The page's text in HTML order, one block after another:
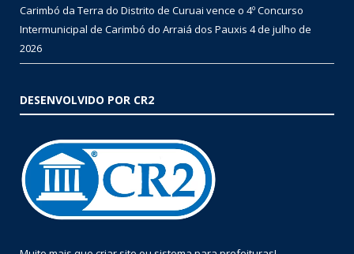
Carimbó da Terra do Distrito de Curuai vence o 4º Concurso
Intermunicipal de Carimbó do Arraiá dos Pauxis 4 de julho de
2026
DESENVOLVIDO POR CR2